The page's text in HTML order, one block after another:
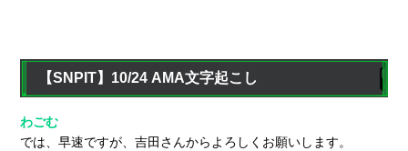
【SNPIT】10/24 AMA文字起こし
わごむ
では、早速ですが、吉田さんからよろしくお願いします。